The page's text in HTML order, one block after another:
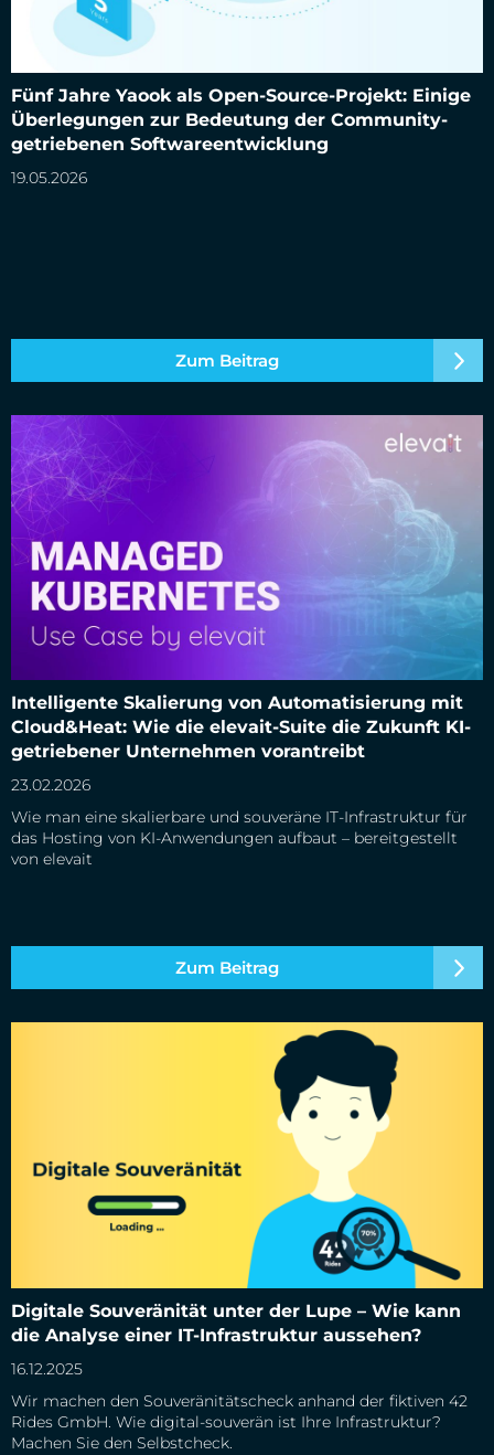
Fünf Jahre Yaook als Open-Source-Projekt: Einige
Überlegungen zur Bedeutung der Community-
getriebenen Softwareentwicklung
19.05.2026
Zum Beitrag
Fünf Jahre Yaook als Open-Source-Projekt: Einige
Überlegungen zur Bedeutung der Community-getriebenen
Softwareentwicklung
Intelligente Skalierung von Automatisierung mit
Cloud&Heat: Wie die elevait-Suite die Zukunft KI-
getriebener Unternehmen vorantreibt
23.02.2026
Wie man eine skalierbare und souveräne IT-Infrastruktur für
das Hosting von KI-Anwendungen aufbaut – bereitgestellt
von elevait
Zum Beitrag
Intelligente Skalierung von Automatisierung mit
Cloud&Heat: Wie die elevait-Suite die Zukunft KI-getriebener
Unternehmen vorantreibt
Digitale Souveränität unter der Lupe – Wie kann
die Analyse einer IT-Infrastruktur aussehen?
16.12.2025
Wir machen den Souveränitätscheck anhand der fiktiven 42
Rides GmbH. Wie digital-souverän ist Ihre Infrastruktur?
Machen Sie den Selbstcheck.
Digitale Souveränität unter der Lupe – Wie kann die Analyse
einer IT-Infrastruktur aussehen?